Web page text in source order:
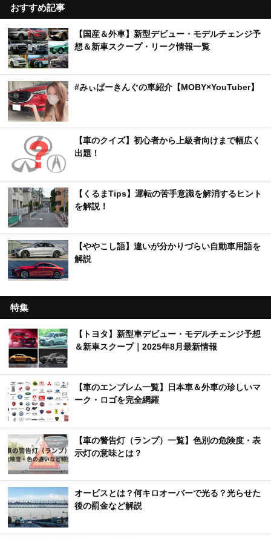
おすすめ記事
【国産＆外車】新型デビュー・モデルチェンジ予
想＆新車スクープ・リーク情報一覧
#みぃぱーきんぐの車紹介【MOBY×YouTuber】
【車のクイズ】初心者から上級者向けまで幅広く
出題！
【くるまTips】運転の苦手意識を解消するヒント
を解説！
【ややこし語】違いが分かりづらい自動車用語を
解説
特集
【トヨタ】新型車デビュー・モデルチェンジ予想
＆新車スクープ｜2025年8月最新情報
【車のエンブレム一覧】日本車＆外車の珍しいマ
ーク・ロゴを完全網羅
【車の警告灯（ランプ）一覧】色別の危険度・表
示灯の意味とは？
オービスとは？何キロオーバーで光る？光らせた
後の罰金など解説